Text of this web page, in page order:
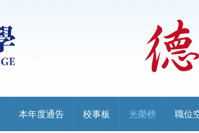
本年度通告 校事板 光榮榜 職位